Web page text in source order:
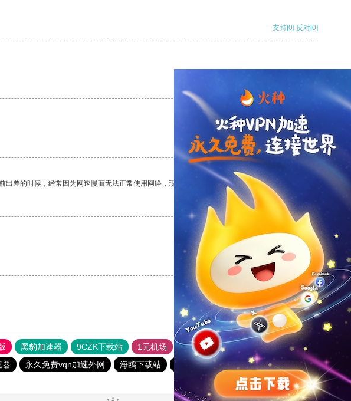
支持[0] 反对[0]
支持 [0] 反对[0]
差的时候，经常因为网速慢而无法正常使用网络，现在有了这个app，我再也不用担心了。
支持[0] 反对
支持[0] 反对[0]
黑豹加速器 9CZK下载站 1元机场 vp免费加速
快连pvn加速器
器 永久免费vqn加速外网 海鸥下载站 西柚加速器
CC加速器